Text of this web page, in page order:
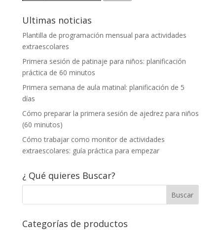
Ultimas noticias
Plantilla de programación mensual para actividades
extraescolares
Primera sesión de patinaje para niños: planificación
práctica de 60 minutos
Primera semana de aula matinal: planificación de 5
días
Cómo preparar la primera sesión de ajedrez para niños
(60 minutos)
Cómo trabajar como monitor de actividades
extraescolares: guía práctica para empezar
¿ Qué quieres Buscar?
Categorías de productos